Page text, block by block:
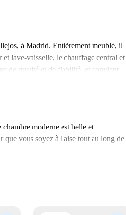
à Madrid. Entièrement meublé, il
lave-vaisselle, le chauffage central et
de qualité et de fiabilité, et convient
(électricité, eau, gaz et Wi-Fi) sont
et Taberna del Volapié. Bien
idéal pour ceux qui recherchent
opportunité ! Réservez votre prochain
moderne est belle et
que vous soyez à l'aise tout au long de